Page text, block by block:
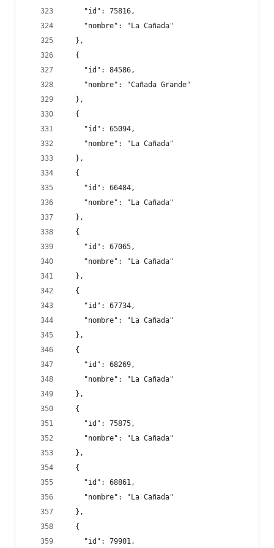
    "id": 75816,
    "nombre": "La Cañada"
  },
  {
    "id": 84586,
    "nombre": "Cañada Grande"
  },
  {
    "id": 65094,
    "nombre": "La Cañada"
  },
  {
    "id": 66484,
    "nombre": "La Cañada"
  },
  {
    "id": 67065,
    "nombre": "La Cañada"
  },
  {
    "id": 67734,
    "nombre": "La Cañada"
  },
  {
    "id": 68269,
    "nombre": "La Cañada"
  },
  {
    "id": 75875,
    "nombre": "La Cañada"
  },
  {
    "id": 68861,
    "nombre": "La Cañada"
  },
  {
    "id": 79901,